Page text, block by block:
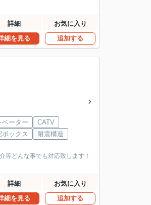
詳細 お気に入り
細を見る 追加する
ベーター
CATV
ボックス 耐震構造
等どんな事でも対応致します！
詳細 お気に入り
細を見る 追加する